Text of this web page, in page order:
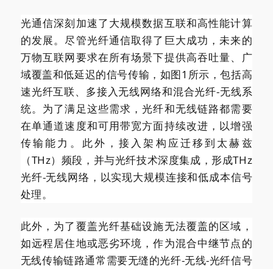
光通信深刻加速了大规模数据互联和高性能计算
的发展。尽管光纤通信取得了巨大成功，未来的
万物互联网要求在所有场景下提供高吞吐量、广
域覆盖和低延迟的信号传输，如图1所示，包括高
速光纤互联、多接入无线网络和混合光纤-无线系
统。为了满足这些需求，光纤和无线链路都需要
在单通道速度和可用带宽方面持续改进，以增强
传输能力。此外，接入架构应迁移到太赫兹
（THz）频段，并与光纤技术深度集成，形成THz
光纤-无线网络，以实现大规模连接和低成本信号
处理。
此外，为了覆盖光纤基础设施无法覆盖的区域，
如远程居住地或恶劣环境，作为混合中继节点的
无线传输链路通常需要无缝的光纤-无线-光纤信号